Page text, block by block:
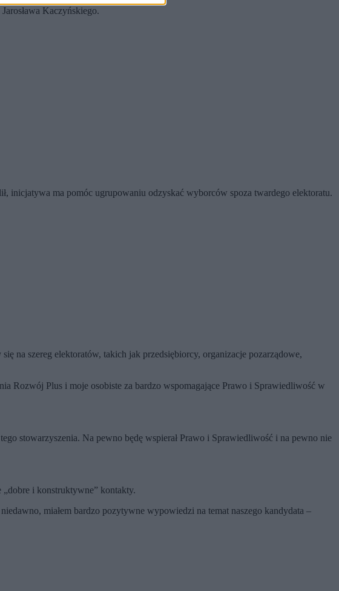
Kaczyńskiego.
inicjatywa ma pomóc ugrupowaniu odzyskać wyborców spoza twardego elektoratu.
na szereg elektoratów, takich jak przedsiębiorcy, organizacje pozarządowe,
Rozwój Plus i moje osobiste za bardzo wspomagające Prawo i Sprawiedliwość w
stowarzyszenia. Na pewno będę wspierał Prawo i Sprawiedliwość i na pewno nie
„dobre i konstruktywne” kontakty.
miałem bardzo pozytywne wypowiedzi na temat naszego kandydata –